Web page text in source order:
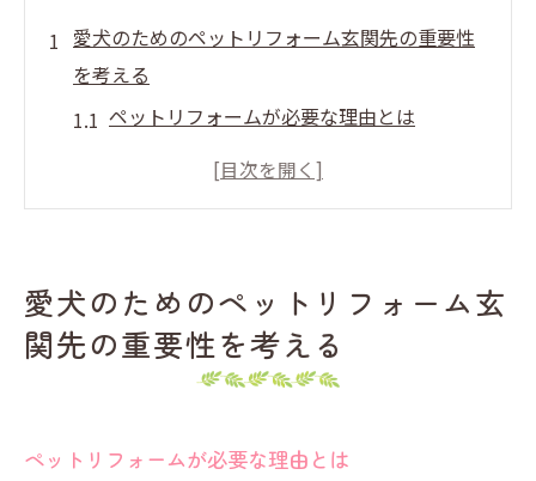
愛犬のためのペットリフォーム玄関先の重要性
を考える
ペットリフォームが必要な理由とは
玄関先がペットに与える影響
ペットリフォームの成功事例から学ぶ
玄関先の工夫で愛犬のストレスを軽減
快適なペット用玄関先リフォームの必要性と効
ペットと飼い主にとっての快適さの定義
愛犬のためのペットリフォーム玄
関先の重要性を考える
ペットリフォームが必要な理由とは